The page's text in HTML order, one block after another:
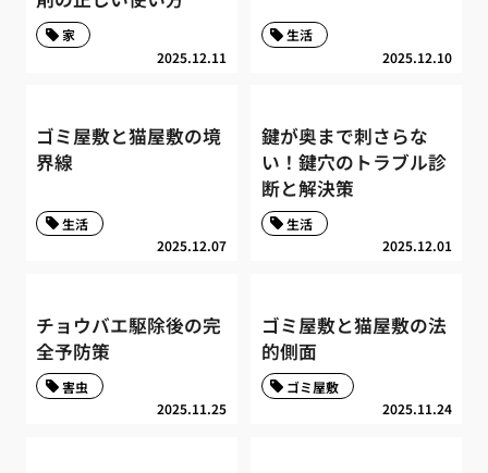
2025.12.11
家
2025.12.10
生活
ゴミ屋敷と猫屋敷の境
界線
2025.12.07
生活
鍵が奥まで刺さらな
い！鍵穴のトラブル診
断と解決策
2025.12.01
生活
チョウバエ駆除後の完
全予防策
2025.11.25
害虫
ゴミ屋敷と猫屋敷の法
的側面
2025.11.24
ゴミ屋敷